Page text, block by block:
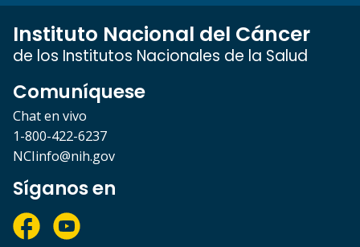
Instituto Nacional del Cáncer
de los Institutos Nacionales de la Salud
Comuníquese
Chat en vivo
1-800-422-6237
NCIinfo@nih.gov
Síganos en